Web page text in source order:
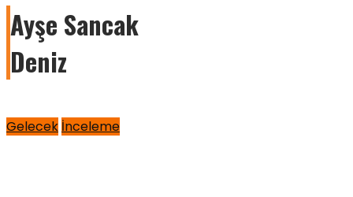
Ayşe Sancak
Deniz
Gelecek İnceleme